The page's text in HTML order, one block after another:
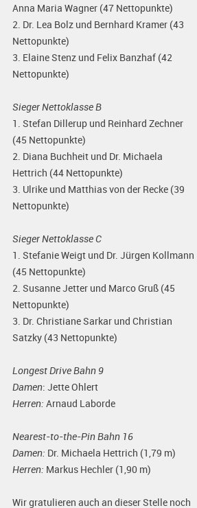
Anna Maria Wagner (47 Nettopunkte)
2. Dr. Lea Bolz und Bernhard Kramer (43
Nettopunkte)
3. Elaine Stenz und Felix Banzhaf (42
Nettopunkte)
Sieger Nettoklasse B
1. Stefan Dillerup und Reinhard Zechner
(45 Nettopunkte)
2. Diana Buchheit und Dr. Michaela
Hettrich (44 Nettopunkte)
3. Ulrike und Matthias von der Recke (39
Nettopunkte)
Sieger Nettoklasse C
1. Stefanie Weigt und Dr. Jürgen Kollmann
(45 Nettopunkte)
2. Susanne Jetter und Marco Gruß (45
Nettopunkte)
3. Dr. Christiane Sarkar und Christian
Satzky (43 Nettopunkte)
Longest Drive Bahn 9
Damen: Jette Ohlert
Herren: Arnaud Laborde
Nearest-to-the-Pin Bahn 16
Damen: Dr. Michaela Hettrich (1,79 m)
Herren: Markus Hechler (1,90 m)
Wir gratulieren auch an dieser Stelle noch